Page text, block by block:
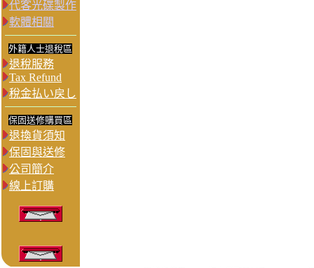
代客光碟製作
軟體相關
外籍人士退稅區
退稅服務
Tax Refund
稅金払い戻し
保固送修購買區
退換貨須知
保固與送修
公司簡介
線上訂購